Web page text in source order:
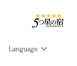
Language